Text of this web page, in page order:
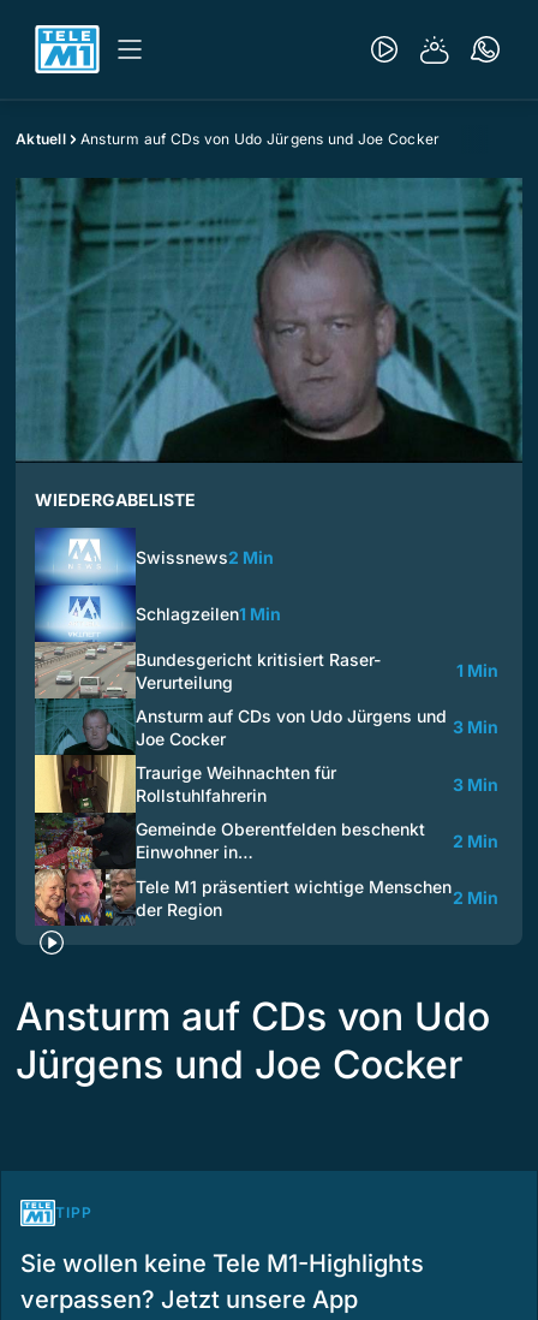
Aktuell Ansturm auf CDs von Udo Jürgens und Joe Cocker
WIEDERGABELISTE
Swissnews2 Min
Schlagzeilen1 Min
Bundesgericht kritisiert Raser-
Verurteilung
1 Min
Ansturm auf CDs von Udo Jürgens und
Joe Cocker
3 Min
Traurige Weihnachten für
Rollstuhlfahrerin
3 Min
Gemeinde Oberentfelden beschenkt
Einwohner in…
2 Min
Tele M1 präsentiert wichtige Menschen
der Region
2 Min
Ansturm auf CDs von Udo
Jürgens und Joe Cocker
TIPP
Sie wollen keine Tele M1-Highlights
verpassen? Jetzt unsere App